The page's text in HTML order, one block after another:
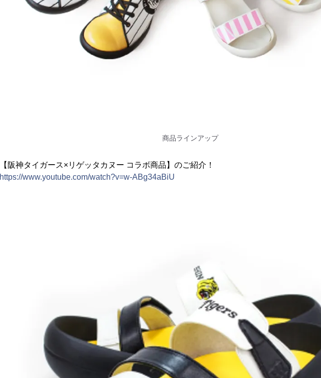
商品ラインアップ
【阪神タイガース×リゲッタカヌー コラボ商品】のご紹介！
https://www.youtube.com/watch?v=w-ABg34aBiU